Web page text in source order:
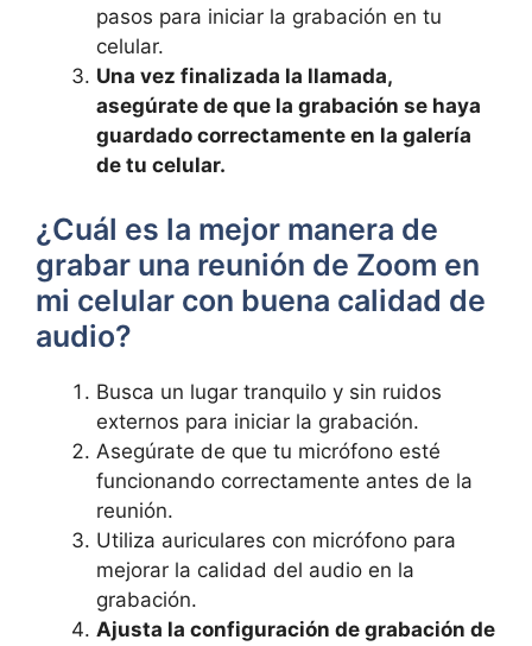
pasos para iniciar la​ grabación en​ tu
celular.
Una‍ vez ​finalizada⁤ la ​llamada,⁤
asegúrate de que la grabación se haya
guardado⁢ correctamente ⁢en la galería
⁢de tu celular.
¿Cuál es‍ la mejor manera de
grabar una reunión ‌de Zoom ⁢en
⁢mi celular ​con buena calidad de
audio?
Busca un lugar tranquilo y sin ruidos
externos para iniciar ⁤la ⁤grabación.
Asegúrate​ de ⁢que tu ​micrófono esté⁤
funcionando correctamente ‍antes de la
reunión.
Utiliza auriculares con‍ micrófono para
mejorar la calidad‍ del audio en la
grabación.
Ajusta la ‌configuración de‍ grabación de⁣